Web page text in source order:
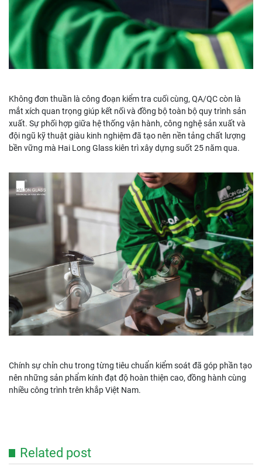
Không đơn thuần là công đoạn kiểm tra cuối cùng, QA/QC còn là
mắt xích quan trọng giúp kết nối và đồng bộ toàn bộ quy trình sản
xuất. Sự phối hợp giữa hệ thống vận hành, công nghệ sản xuất và
đội ngũ kỹ thuật giàu kinh nghiệm đã tạo nên nền tảng chất lượng
bền vững mà Hai Long Glass kiên trì xây dựng suốt 25 năm qua.
Chính sự chỉn chu trong từng tiêu chuẩn kiểm soát đã góp phần tạo
nên những sản phẩm kính đạt độ hoàn thiện cao, đồng hành cùng
nhiều công trình trên khắp Việt Nam.
Related post